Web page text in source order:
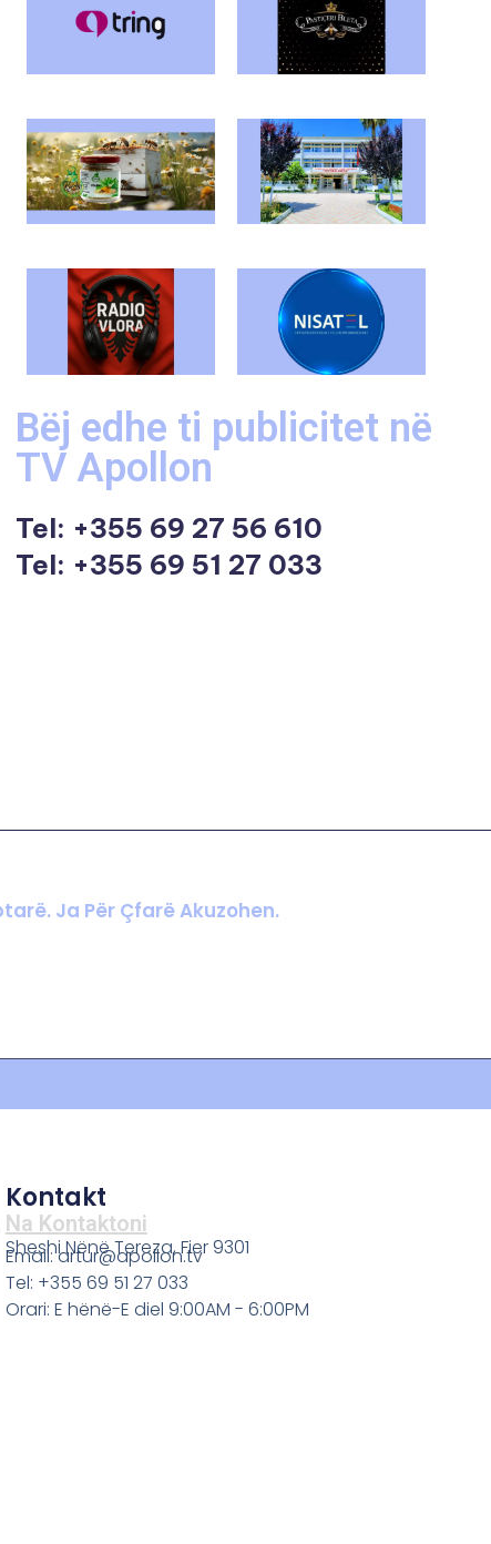
Bëj edhe ti publicitet në
TV Apollon
Tel: +355 69 27 56 610
Tel: +355 69 51 27 033
Ja Për Çfarë Akuzohen.
Kontakt
Na Kontaktoni
Sheshi Nënë Tereza, Fier 9301
Email: artur@apollon.tv
Tel: +355 69 51 27 033
Orari: E hënë-E diel 9:00AM - 6:00PM